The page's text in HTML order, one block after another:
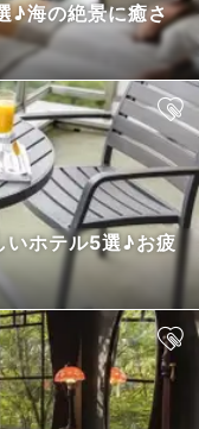
♪海の絶景に癒さ
いホテル5選♪お疲